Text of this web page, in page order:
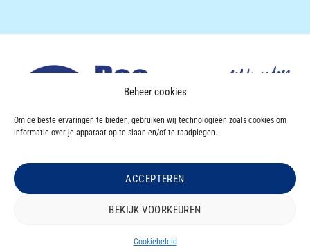
Beheer cookies
Om de beste ervaringen te bieden, gebruiken wij technologieën zoals cookies om
informatie over je apparaat op te slaan en/of te raadplegen.
ACCEPTEREN
BEKIJK VOORKEUREN
Cookiebeleid
OVER DOEHETZELF OUTLET CONTACT
Algemene Voorwaarden |